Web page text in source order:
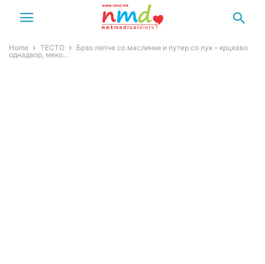
Home ТЕСТО
Брзо лепче со маслинки и путер со лук – крцкаво
однадвор, меко...